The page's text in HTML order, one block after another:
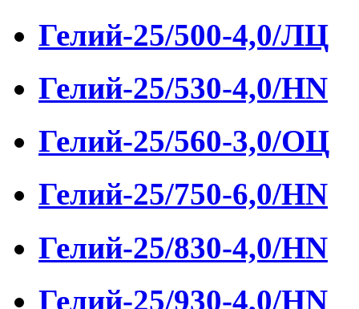
Гелий-25/500-4,0/ЛЦ
Гелий-25/530-4,0/HN
Гелий-25/560-3,0/ОЦ
Гелий-25/750-6,0/HN
Гелий-25/830-4,0/HN
Гелий-25/930-4,0/HN